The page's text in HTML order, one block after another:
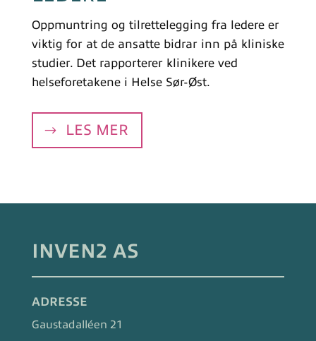
Oppmuntring og tilrettelegging fra ledere er
viktig for at de ansatte bidrar inn på kliniske
studier. Det rapporterer klinikere ved
helseforetakene i Helse Sør-Øst.
LES MER
INVEN2 AS
ADRESSE
Gaustadalléen 21